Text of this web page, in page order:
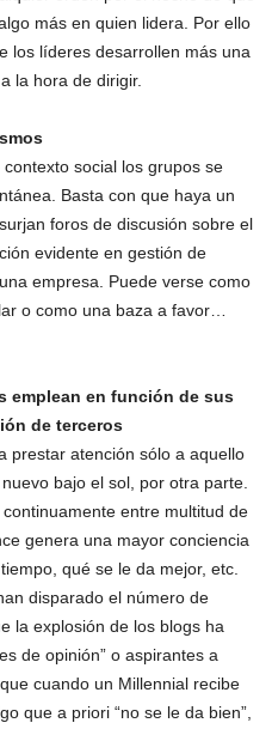
más en quien lidera. Por ello
los líderes desarrollen más una
la hora de dirigir.
social los grupos se
Basta con que haya un
foros de discusión sobre el
evidente en gestión de
empresa. Puede verse como
o como una baza a favor…
emplean en función de sus
de terceros
prestar atención sólo a aquello
bajo el sol, por otra parte.
entre multitud de
genera una mayor conciencia
qué se le da mejor, etc.
disparado el número de
la explosión de los blogs ha
de opinión” o aspirantes a
cuando un Millennial recibe
que a priori “no se le da bien”,